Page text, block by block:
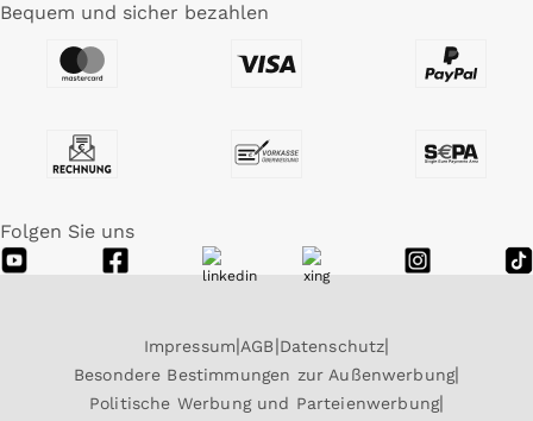
Bequem und sicher bezahlen
Folgen Sie uns
Impressum AGB Datenschutz
Besondere Bestimmungen zur Außenwerbung
Politische Werbung und Parteienwerbung